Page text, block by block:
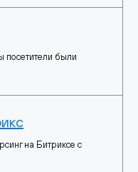
посетители были
на Битриксе с